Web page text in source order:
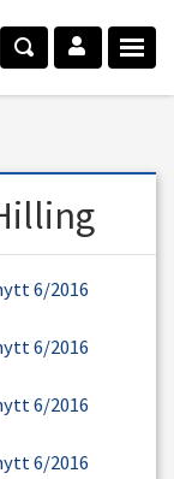
6/2016
6/2016
6/2016
6/2016